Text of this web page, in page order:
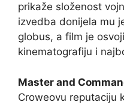
prikaže složenost
izvedba donijela mu
globus, a film je
kinematografiju i
Master and
Croweovu reputaciju